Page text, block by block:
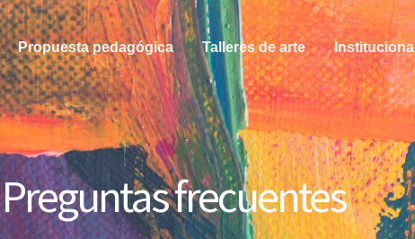
Propuesta pedagógica Talleres de arte Institucional
Preguntas frecuentes